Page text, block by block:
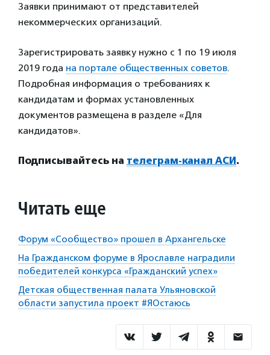
Заявки принимают от представителей
некоммерческих организаций.
Зарегистрировать заявку нужно с 1 по 19 июля
2019 года на портале общественных советов.
Подробная информация о требованиях к
кандидатам и формах установленных
документов размещена в разделе «Для
кандидатов».
Подписывайтесь на телеграм-канал АСИ .
Читать еще
Форум «Сообщество» прошел в Архангельске
На Гражданском форуме в Ярославле наградили
победителей конкурса «Гражданский успех»
Детская общественная палата Ульяновской
области запустила проект #ЯОстаюсь